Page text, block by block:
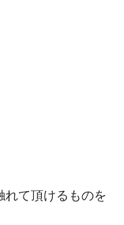
て頂けるものを